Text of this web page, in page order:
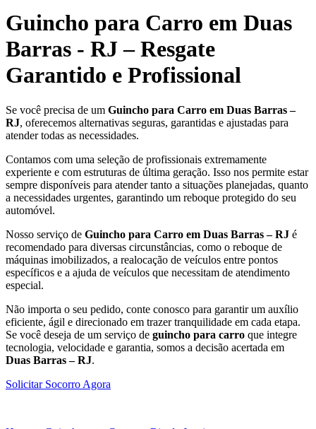
Guincho para Carro em Duas
Barras - RJ – Resgate
Garantido e Profissional
Se você precisa de um Guincho para Carro em Duas Barras –
RJ, oferecemos alternativas seguras, garantidas e ajustadas para
atender todas as necessidades.
Contamos com uma seleção de profissionais extremamente
experiente e com estruturas de última geração. Isso nos permite estar
sempre disponíveis para atender tanto a situações planejadas, quanto
a necessidades urgentes, garantindo um reboque protegido do seu
automóvel.
Nosso serviço de Guincho para Carro em Duas Barras – RJ é
recomendado para diversas circunstâncias, como o reboque de
máquinas imobilizados, a realocação de veículos entre pontos
específicos e a ajuda de veículos que necessitam de atendimento
especial.
Não importa o seu pedido, conte conosco para garantir um auxílio
eficiente, ágil e direcionado em trazer tranquilidade em cada etapa.
Se você deseja de um serviço de guincho para carro que integre
tecnologia, velocidade e garantia, somos a decisão acertada em
Duas Barras – RJ.
Solicitar Socorro Agora